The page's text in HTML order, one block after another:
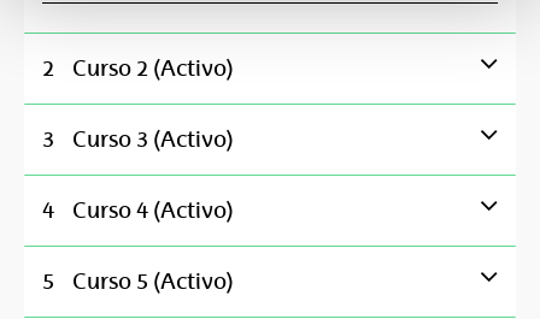
2 Curso 2 (Activo)
3 Curso 3 (Activo)
4 Curso 4 (Activo)
5 Curso 5 (Activo)